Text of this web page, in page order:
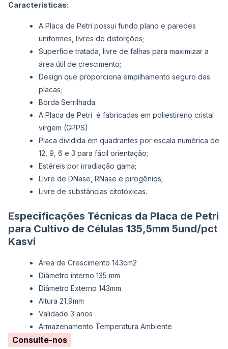
Características:
A Placa de Petri possui fundo plano e paredes
uniformes, livres de distorções;
Superfície tratada, livre de falhas para maximizar a
área útil de crescimento;
Design que proporciona empilhamento seguro das
placas;
Borda Serrilhada
A Placa de Petri é fabricadas em poliestireno cristal
virgem (GPPS)
Placa dividida em quadrantes por escala numérica de
12, 9, 6 e 3 para fácil orientação;
Estéreis por irradiação gama;
Livre de DNase, RNase e pirogênios;
Livre de substâncias citotóxicas.
Especificações Técnicas da Placa de Petri
para Cultivo de Células 135,5mm 5und/pct
Kasvi
Área de Crescimento 143cm2
Diâmetro interno 135 mm
Diâmetro Externo 143mm
Altura 21,9mm
Validade 3 anos
Armazenamento Temperatura Ambiente
Consulte-nos